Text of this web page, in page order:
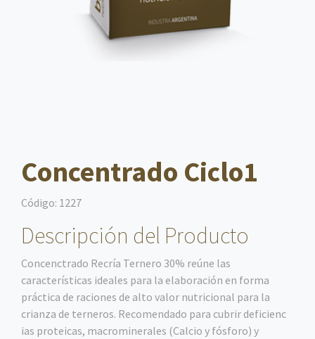
Concentrado Ciclo1
Código: 1227
Descripción del Producto
Concenctrado Recría Ternero 30% reúne las
características ideales para la elaboración en forma
práctica de raciones de alto valor nutricional para la
crianza de terneros. Recomendado para cubrir deficienc
ias proteicas, macrominerales (Calcio y fósforo) y